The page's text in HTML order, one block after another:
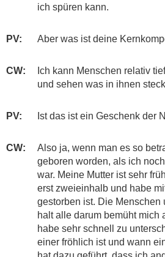
ich spüren kann.
PV: ​Aber was ist deine
CW:
​Ich kann Menschen relativ
und sehen was in ihnen
PV: ​​Ist das ist ein Geschenk der
CW:
​Also ja, wenn man es so
geboren worden, als ich
war. Meine Mutter ist sehr
erst zweieinhalb und habe
gestorben ist. Die Menschen
halt alle darum bemüht mich
habe sehr schnell zu
einer fröhlich ist und wann